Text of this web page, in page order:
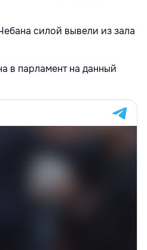
силой вывели из зала
в парламент на данный